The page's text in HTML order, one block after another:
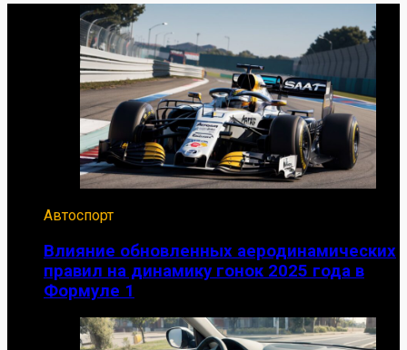
Автоспорт
Влияние обновленных аеродинамических
правил на динамику гонок 2025 года в
Формуле 1